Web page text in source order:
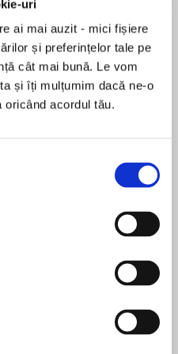
uri
ai mai auzit - mici fișiere
și preferințelor tale pe
cât mai bună. Le vom
și îți mulțumim dacă ne-o
oricând acordul tău.
Times bestselling
with her first novel.
a dreadful
loved Grandpa is
returns to the house
wonderful summers
visits ended
for over 25 years,